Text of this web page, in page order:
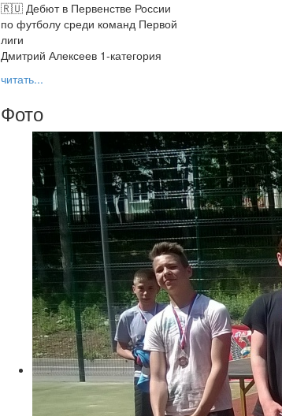
🇷🇺 Дебют в Первенстве России
по футболу среди команд Первой
лиги
Дмитрий Алексеев 1-категория
читать...
Фото